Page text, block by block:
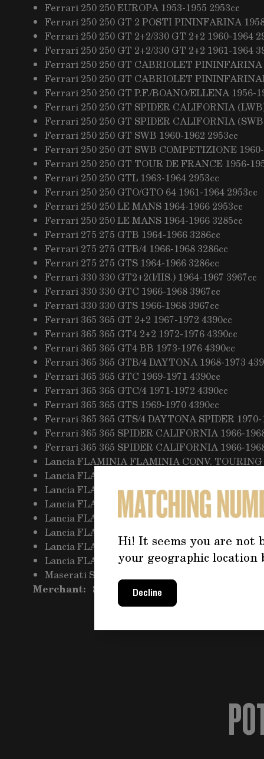
Hi! It seems you are not
your geographic location
Decline
Ferrari 250 250 EUROPA 1953-1955 2953cc
Ferrari 250 250 GT 2 POSTI PININFARINA
Ferrari 250 250 GT 2+2/330 GT 2+2 1960-1964
Ferrari 250 250 GT 2+2/330 GT 2+2 1961-1964
Ferrari 250 250 GT CABRIOLET PININFARINA
Ferrari 250 250 GT CABRIOLET
Ferrari 250 250 GT P.F./BOANO/ELLENA 1956-
Ferrari 250 250 GT SPIDER CALIFORNIA
Ferrari 250 250 GT SPIDER CALIFORNIA
Ferrari 250 250 GT SWB 1960-1962 2953cc
Ferrari 250 250 GT SWB COMPETIZIONE
Ferrari 250 250 GT TOUR DE FRANCE 1956-
Ferrari 250 250 GTL 1963-1964 2953cc
Ferrari 250 250 GTO/GTO 64 1961-1964 2953cc
Ferrari 250 250 LE MANS 1964-1966 2953cc
Ferrari 250 250 LE MANS 1964-1966 3285cc
Ferrari 275 275 GTB 1964-1966 3286cc
Ferrari 275 275 GTB/4 1966-1968 3286cc
Ferrari 275 275 GTS 1964-1966 3286cc
Ferrari 330 330 GT2+2(l/IIS.) 1964-1967 3967cc
Ferrari 330 330 GTC 1966-1968 3967cc
Ferrari 330 330 GTS 1966-1968 3967cc
Ferrari 365 365 GT 2+2 1967-1972 4390cc
Ferrari 365 365 GT4 2+2 1972-1976 4390cc
Ferrari 365 365 GT4 BB 1973-1976 4390cc
Ferrari 365 365 GTB/4 DAYTONA 1968-1973
Ferrari 365 365 GTC 1969-1971 4390cc
Ferrari 365 365 GTC/4 1971-1972 4390cc
Ferrari 365 365 GTS 1969-1970 4390cc
Ferrari 365 365 GTS/4 DAYTONA SPIDER 1970-
Ferrari 365 365 SPIDER CALIFORNIA 1966-
Ferrari 365 365 SPIDER CALIFORNIA 1966-
Lancia FLAMINIA FLAMINIA CONV. TOURING
Lancia FLAMINIA FLAMINIA GT CONV.
Lancia FLAMINIA FLAMINIA GT TOURING
Lancia FLAMINIA FLAMINIA GT TOURING 2.8
Lancia FLAMINIA FLAMINIA GTL TOURING 2.8
Lancia FLAMINIA FLAMINIA SPORT ZAGATO
Lancia FLAMINIA FLAMINIA SPORT ZAGATO
Lancia FLAMINIA FLAMINIA SUPER SPORT
Maserati Sebring 3500 GTI SEBRING 1963-1969
Merchant: Seller Pro 127